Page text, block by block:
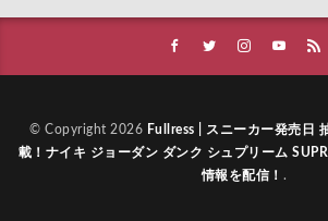
© Copyright 2026 Fullress | スニーカー発売日
載！ナイキ ジョーダン ダンク シュプリーム
情報を配信！ .